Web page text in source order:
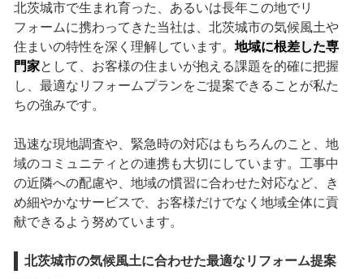
北茨城市で生まれ育った、あるいは長年この地でリ
フォームに携わってきた当社は、北茨城市の気候風土や
住まいの特性を深く理解しています。 地域に根差した専
門家として、お客様の住まいが抱える課題を的確に把握
し、最適なリフォームプランをご提案できることが私た
ちの強みです。
迅速な現地調査や、緊急時の対応はもちろんのこと、地
域のコミュニティとの連携も大切にしています。工事中
の近隣への配慮や、地域の慣習に合わせた対応など、き
め細やかなサービスで、お客様だけでなく地域全体に貢
献できるよう努めています。
北茨城市の気候風土に合わせた最適なリフォーム提案